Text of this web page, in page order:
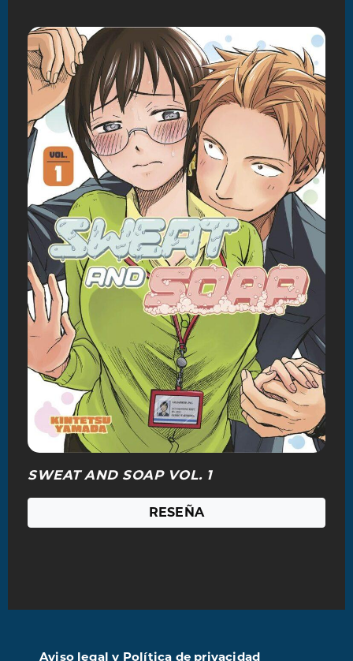
SWEAT AND SOAP VOL. 1
RESEÑA
Aviso legal y Política de privacidad